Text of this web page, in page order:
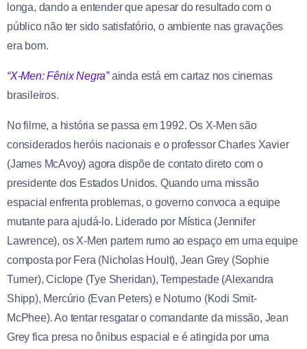
longa, dando a entender que apesar do resultado com o
público não ter sido satisfatório, o ambiente nas gravações
era bom.
“X-Men: Fênix Negra”ainda está em cartaz nos cinemas
brasileiros.
No filme, a história se passa em 1992. Os X-Men são
considerados heróis nacionais e o professor Charles Xavier
(James McAvoy) agora dispõe de contato direto com o
presidente dos Estados Unidos. Quando uma missão
espacial enfrenta problemas, o governo convoca a equipe
mutante para ajudá-lo. Liderado por Mística (Jennifer
Lawrence), os X-Men partem rumo ao espaço em uma equipe
composta por Fera (Nicholas Hoult), Jean Grey (Sophie
Turner), Ciclope (Tye Sheridan), Tempestade (Alexandra
Shipp), Mercúrio (Evan Peters) e Noturno (Kodi Smit-
McPhee). Ao tentar resgatar o comandante da missão, Jean
Grey fica presa no ônibus espacial e é atingida por uma